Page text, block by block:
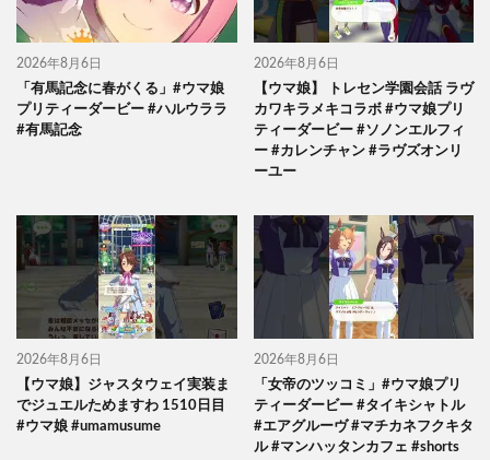
2026年8月6日
「有馬記念に春がくる」#ウマ娘
プリティーダービー #ハルウララ
#有馬記念
2026年8月6日
【ウマ娘】 トレセン学園会話 ラヴ
カワキラメキコラボ #ウマ娘プリ
ティーダービー #ソノンエルフィ
ー #カレンチャン #ラヴズオンリ
ーユー
2026年8月6日
【ウマ娘】ジャスタウェイ実装ま
でジュエルためますわ 1510日目
#ウマ娘 #umamusume
2026年8月6日
「女帝のツッコミ」#ウマ娘プリ
ティーダービー #タイキシャトル
#エアグルーヴ #マチカネフクキタ
ル #マンハッタンカフェ #shorts